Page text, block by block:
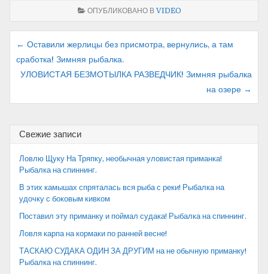
ОПУБЛИКОВАНО В VIDEO
Навигация
по
← Оставили жерлицы без присмотра, вернулись, а там
сработка! Зимняя рыбалка.
УЛОВИСТАЯ БЕЗМОТЫЛКА РАЗВЕДЧИК! Зимняя рыбалка
на озере →
Свежие записи
Ловлю Щуку На Тряпку, необычная уловистая приманка!
Рыбалка на спиннинг.
В этих камышах спряталась вся рыба с реки! Рыбалка на
удочку с боковым кивком
Поставил эту приманку и поймал судака! Рыбалка на спиннинг.
Ловля карпа на кормаки по ранней весне!
ТАСКАЮ СУДАКА ОДИН ЗА ДРУГИМ на не обычную приманку!
Рыбалка на спиннинг.